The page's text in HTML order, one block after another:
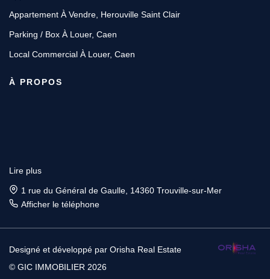
Appartement À Vendre, Herouville Saint Clair
Parking / Box À Louer, Caen
Local Commercial À Louer, Caen
À PROPOS
Lire plus
1 rue du Général de Gaulle, 14360 Trouville-sur-Mer
Afficher le téléphone
Designé et développé par Orisha Real Estate
© GIC IMMOBILIER 2026